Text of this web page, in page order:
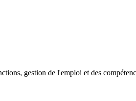
gestion de l'emploi et des